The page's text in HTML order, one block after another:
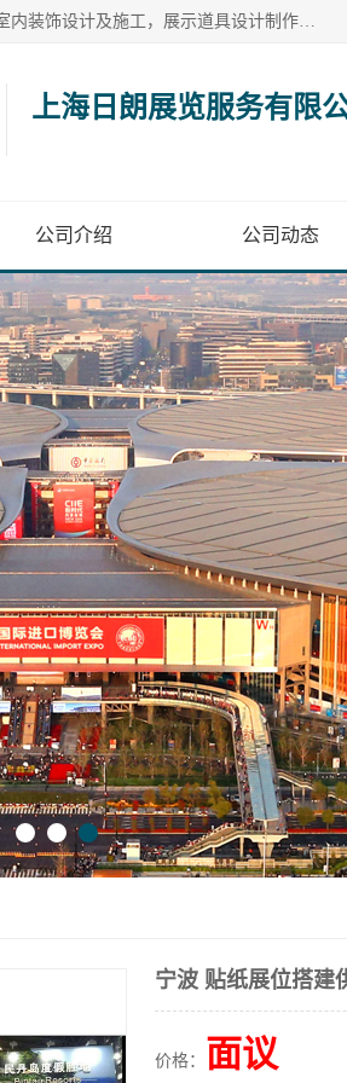
上海日朗展览服务有限公司位于上海市青浦区白鹤镇，营业范围有展览展示会务服务，室内装饰设计及施工，展示道具设计制作，舞台设计，图文设计，灯箱制作，园林绿化工程，广告装潢材料，建筑材料，办公用品，工艺礼品日用百货销售。
上海日朗展览服务有限
公司介绍 公司动态
宁波 贴纸展位搭建
价格： 面议